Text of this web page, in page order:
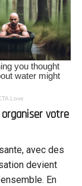
votre
avec des
devient
En